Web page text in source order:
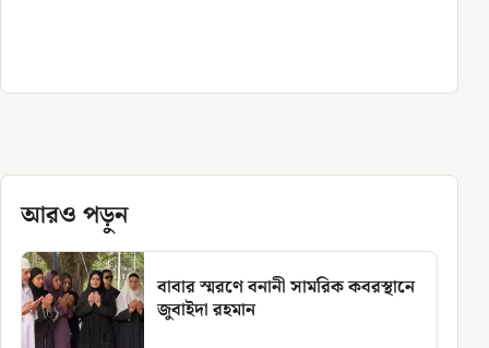
আরও পড়ুন
বাবার স্মরণে বনানী সামরিক কবরস্থানে
জুবাইদা রহমান